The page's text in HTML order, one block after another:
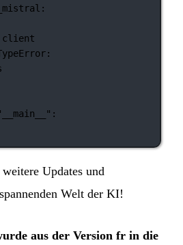
client
:
:
Updates und
Welt der KI!
aus der Version fr in die